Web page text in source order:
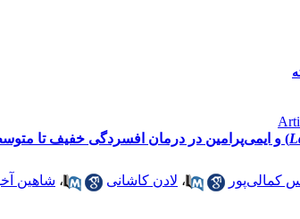
) و ایمی‌پرامین در درمان افسردگی خفیف تا
کمالی‌پور ، لادن کاشانی ، شاهین